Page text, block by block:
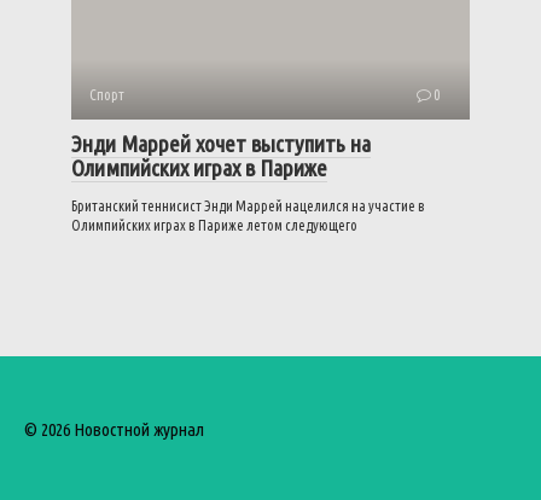
Спорт 0
Энди Маррей хочет выступить на
Олимпийских играх в Париже
Британский теннисист Энди Маррей нацелился на участие в
Олимпийских играх в Париже летом следующего
© 2026 Новостной журнал